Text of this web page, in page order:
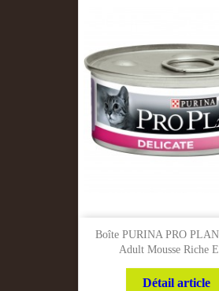
Boîte PURINA PRO
Adult Mousse Riche
Détail article